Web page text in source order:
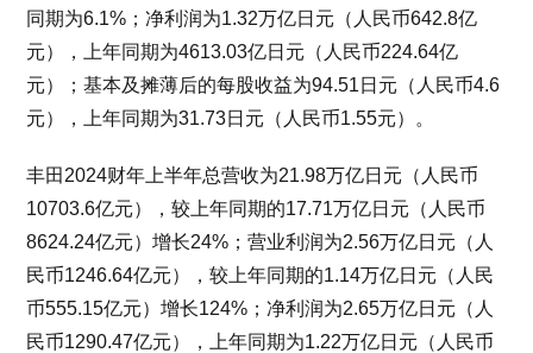
同期为6.1%；净利润为1.32万亿日元（人民币642.8亿
元），上年同期为4613.03亿日元（人民币224.64亿
元）；基本及摊薄后的每股收益为94.51日元（人民币4.6
元），上年同期为31.73日元（人民币1.55元）。
丰田2024财年上半年总营收为21.98万亿日元（人民币
10703.6亿元），较上年同期的17.71万亿日元（人民币
8624.24亿元）增长24%；营业利润为2.56万亿日元（人
民币1246.64亿元），较上年同期的1.14万亿日元（人民
币555.15亿元）增长124%；净利润为2.65万亿日元（人
民币1290.47亿元），上年同期为1.22万亿日元（人民币